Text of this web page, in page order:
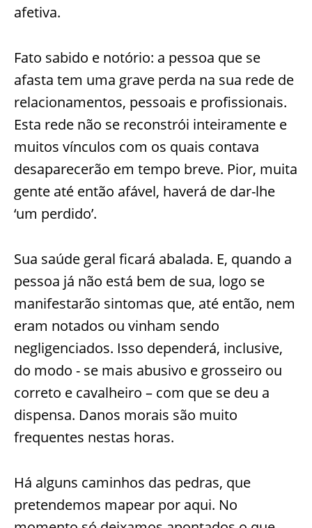
afetiva.
Fato sabido e notório: a pessoa que se
afasta tem uma grave perda na sua rede de
relacionamentos, pessoais e profissionais.
Esta rede não se reconstrói inteiramente e
muitos vínculos com os quais contava
desaparecerão em tempo breve. Pior, muita
gente até então afável, haverá de dar-lhe
‘um perdido’.
Sua saúde geral ficará abalada. E, quando a
pessoa já não está bem de sua, logo se
manifestarão sintomas que, até então, nem
eram notados ou vinham sendo
negligenciados. Isso dependerá, inclusive,
do modo - se mais abusivo e grosseiro ou
correto e cavalheiro – com que se deu a
dispensa. Danos morais são muito
frequentes nestas horas.
Há alguns caminhos das pedras, que
pretendemos mapear por aqui. No